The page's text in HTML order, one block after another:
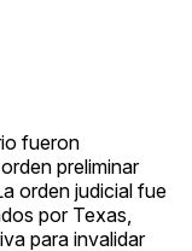
fueron
preliminar
orden judicial fue
por Texas,
para invalidar